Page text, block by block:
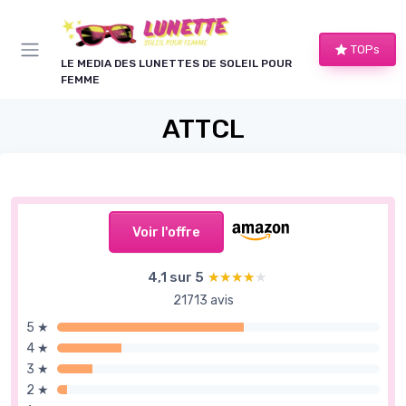
LE MEDIA DES LUNETTES DE SOLEIL POUR
FEMME
TOPs
ATTCL
Voir l'offre
4,1 sur 5 ★★★★★
★★★★★
21713 avis
5 ★
4 ★
3 ★
2 ★